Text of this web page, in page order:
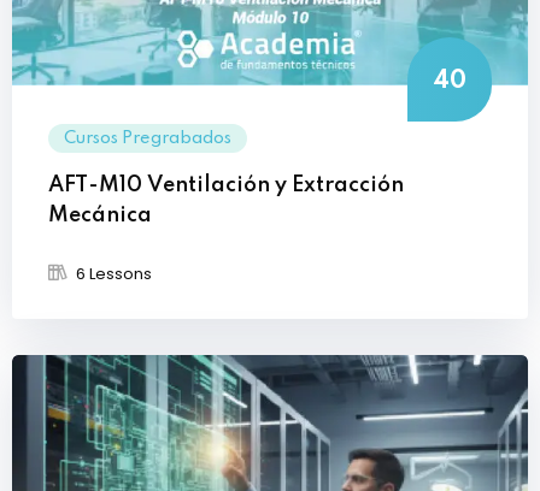
40
Cursos Pregrabados
AFT-M10 Ventilación y Extracción
Mecánica
6 Lessons